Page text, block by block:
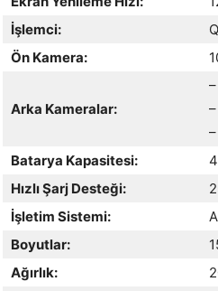
İşlemci:
Ön Kamera:
Arka Kameralar:
Batarya Kapasitesi:
Hızlı Şarj Desteği:
İşletim Sistemi:
Boyutlar:
Ağırlık: